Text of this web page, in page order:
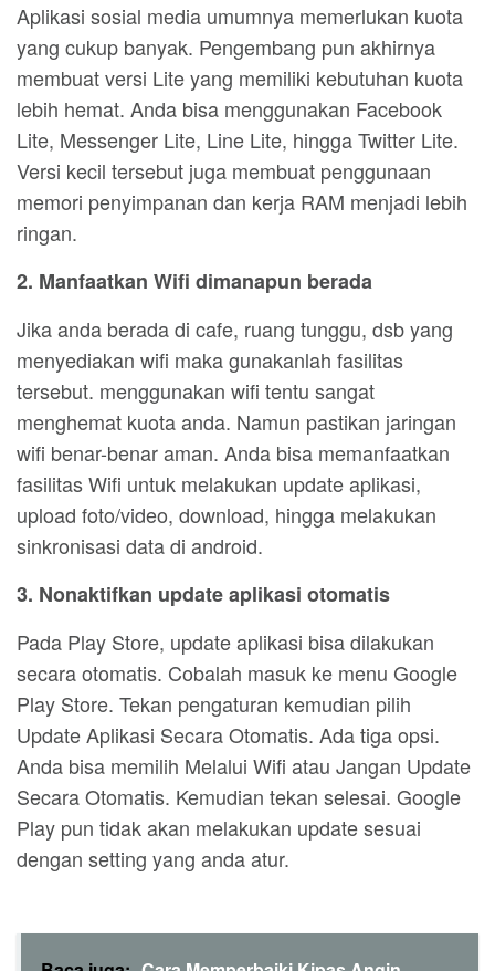
Aplikasi sosial media umumnya memerlukan kuota
yang cukup banyak. Pengembang pun akhirnya
membuat versi Lite yang memiliki kebutuhan kuota
lebih hemat. Anda bisa menggunakan Facebook
Lite, Messenger Lite, Line Lite, hingga Twitter Lite.
Versi kecil tersebut juga membuat penggunaan
memori penyimpanan dan kerja RAM menjadi lebih
ringan.
2. Manfaatkan Wifi dimanapun berada
Jika anda berada di cafe, ruang tunggu, dsb yang
menyediakan wifi maka gunakanlah fasilitas
tersebut. menggunakan wifi tentu sangat
menghemat kuota anda. Namun pastikan jaringan
wifi benar-benar aman. Anda bisa memanfaatkan
fasilitas Wifi untuk melakukan update aplikasi,
upload foto/video, download, hingga melakukan
sinkronisasi data di android.
3. Nonaktifkan update aplikasi otomatis
Pada Play Store, update aplikasi bisa dilakukan
secara otomatis. Cobalah masuk ke menu Google
Play Store. Tekan pengaturan kemudian pilih
Update Aplikasi Secara Otomatis. Ada tiga opsi.
Anda bisa memilih Melalui Wifi atau Jangan Update
Secara Otomatis. Kemudian tekan selesai. Google
Play pun tidak akan melakukan update sesuai
dengan setting yang anda atur.